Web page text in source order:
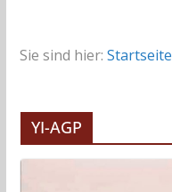
Sie sind hier: Startseite
YI-AGP